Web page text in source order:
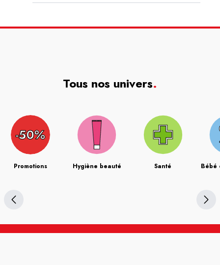
Tous nos univers.
Promotions Hygiène beauté Santé Bébé